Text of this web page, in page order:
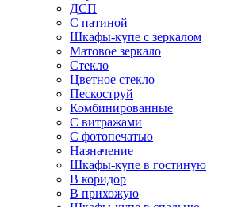
ДСП
С патиной
Шкафы-купе с зеркалом
Матовое зеркало
Стекло
Цветное стекло
Пескоструй
Комбинированные
С витражами
С фотопечатью
Назначение
Шкафы-купе в гостиную
В коридор
В прихожую